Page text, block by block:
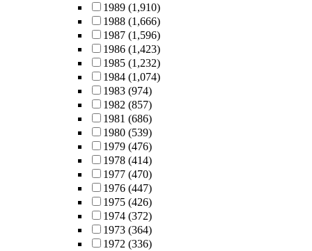
1989 (1,910)
1988 (1,666)
1987 (1,596)
1986 (1,423)
1985 (1,232)
1984 (1,074)
1983 (974)
1982 (857)
1981 (686)
1980 (539)
1979 (476)
1978 (414)
1977 (470)
1976 (447)
1975 (426)
1974 (372)
1973 (364)
1972 (336)